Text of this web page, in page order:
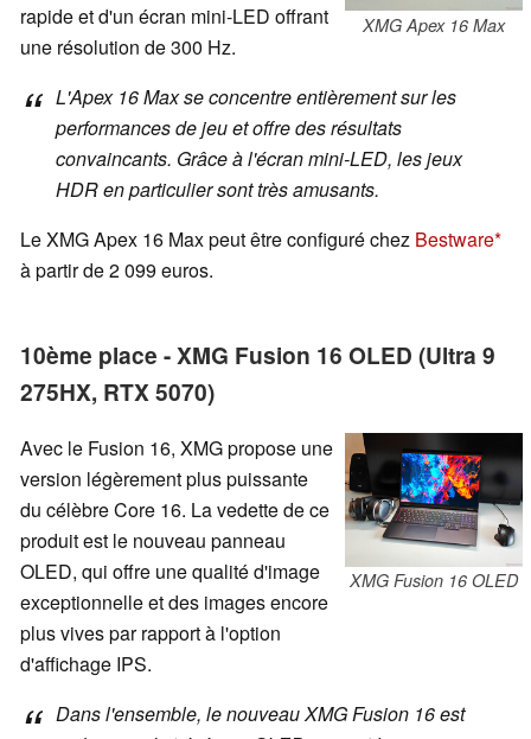
XMG Apex 16 Max
rapide et d'un écran mini-LED offrant
une résolution de 300 Hz.
L'Apex 16 Max se concentre entièrement sur les
performances de jeu et offre des résultats
convaincants. Grâce à l'écran mini-LED, les jeux
HDR en particulier sont très amusants.
Le XMG Apex 16 Max peut être configuré chez Bestware
à partir de 2 099 euros.
10ème place - XMG Fusion 16 OLED (Ultra 9
275HX, RTX 5070)
XMG Fusion 16 OLED
Avec le Fusion 16, XMG propose une
version légèrement plus puissante
du célèbre Core 16. La vedette de ce
produit est le nouveau panneau
OLED, qui offre une qualité d'image
exceptionnelle et des images encore
plus vives par rapport à l'option
d'affichage IPS.
Dans l'ensemble, le nouveau XMG Fusion 16 est